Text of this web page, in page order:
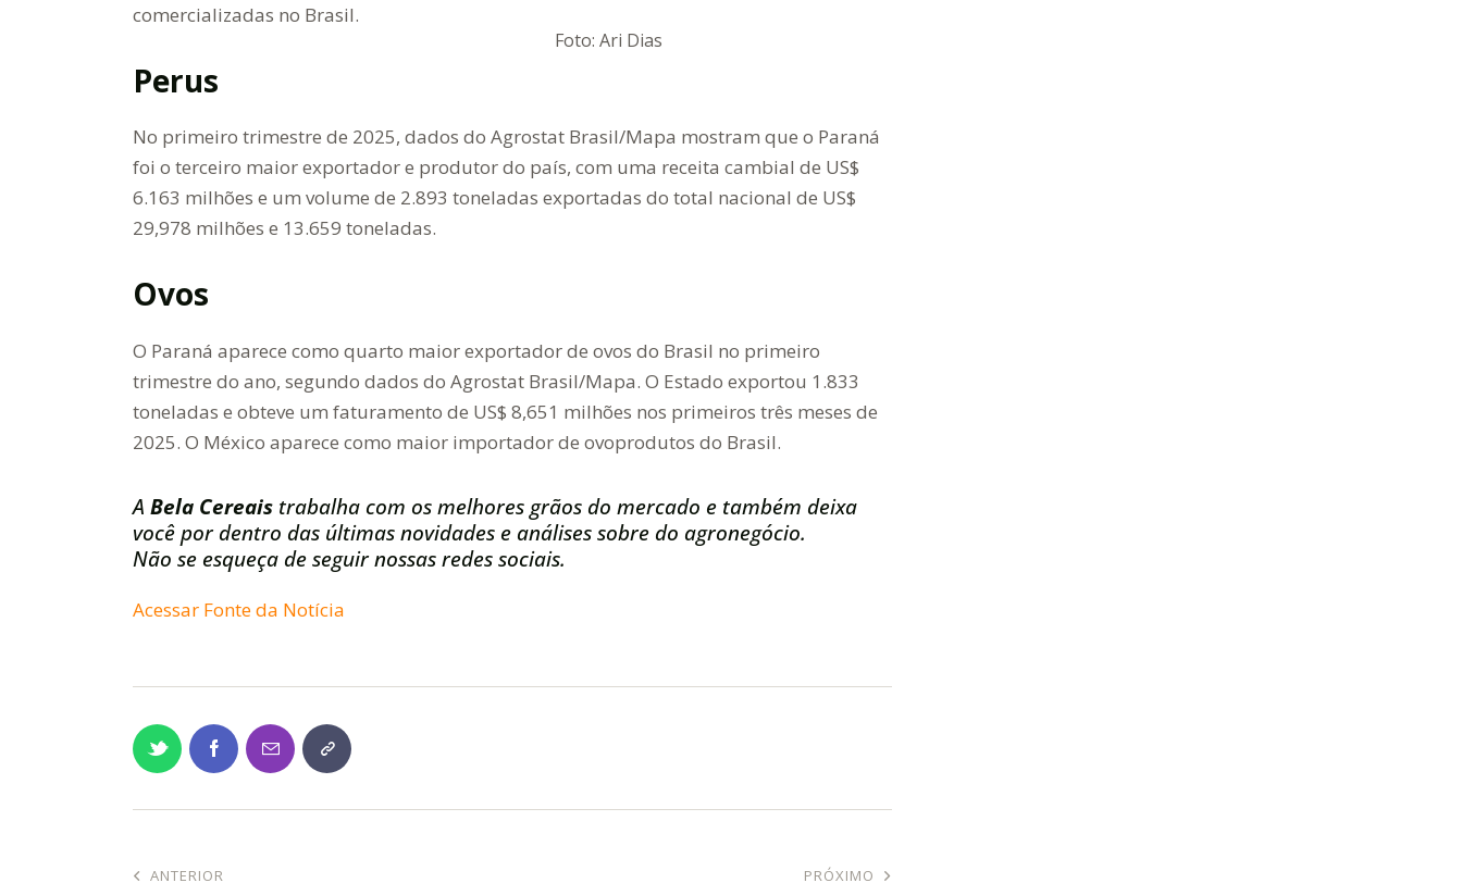
Foto: Ari Dias
comercializadas no Brasil.
Perus
No primeiro trimestre de 2025, dados do Agrostat Brasil/Mapa mostram que o Paraná
foi o terceiro maior exportador e produtor do país, com uma receita cambial de US$
6.163 milhões e um volume de 2.893 toneladas exportadas do total nacional de US$
29,978 milhões e 13.659 toneladas.
Ovos
O Paraná aparece como quarto maior exportador de ovos do Brasil no primeiro
trimestre do ano, segundo dados do Agrostat Brasil/Mapa. O Estado exportou 1.833
toneladas e obteve um faturamento de US$ 8,651 milhões nos primeiros três meses de
2025. O México aparece como maior importador de ovoprodutos do Brasil.
A Bela Cereais trabalha com os melhores grãos do mercado e também deixa
você por dentro das últimas novidades e análises sobre do agronegócio.
Não se esqueça de seguir nossas redes sociais.
Acessar Fonte da Notícia
ANTERIOR PRÓXIMO